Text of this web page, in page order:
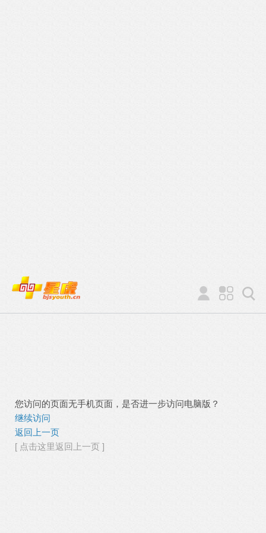
您访问的页面无手机页面，是否进一步访问电脑版？
继续访问
返回上一页
[ 点击这里返回上一页 ]